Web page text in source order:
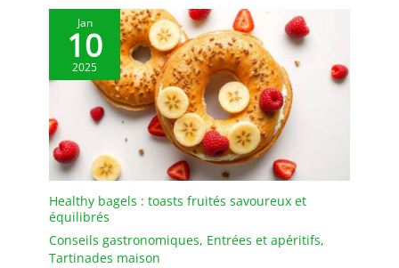
Jan
10
2025
Healthy bagels : toasts fruités savoureux et
équilibrés
Conseils gastronomiques, Entrées et apéritifs,
Tartinades maison